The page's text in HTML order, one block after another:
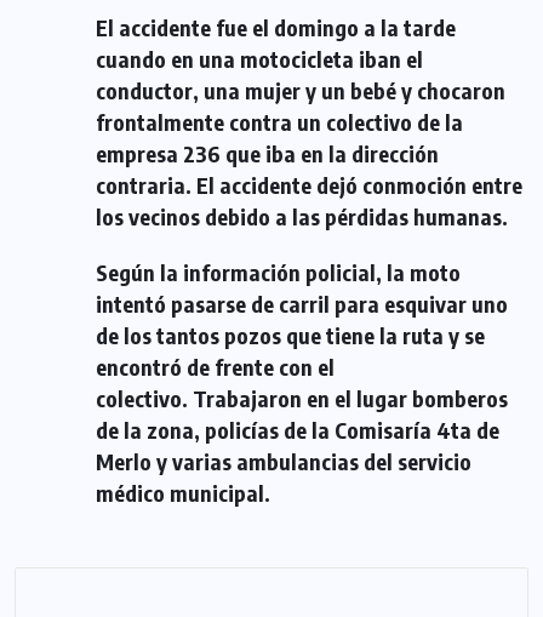
El accidente fue el domingo a la tarde
cuando en una motocicleta iban el
conductor, una mujer y un bebé y chocaron
frontalmente contra un colectivo de la
empresa 236 que iba en la dirección
contraria. El accidente dejó conmoción entre
los vecinos debido a las pérdidas humanas.
Según la información policial, la moto
intentó pasarse de carril para esquivar uno
de los tantos pozos que tiene la ruta y se
encontró de frente con el
colectivo. Trabajaron en el lugar bomberos
de la zona, policías de la Comisaría 4ta de
Merlo y varias ambulancias del servicio
médico municipal.